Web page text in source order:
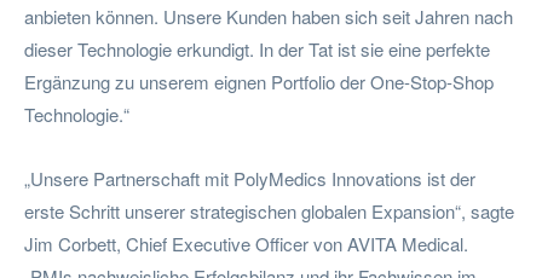
anbieten können. Unsere Kunden haben sich seit Jahren nach
dieser Technologie erkundigt. In der Tat ist sie eine perfekte
Ergänzung zu unserem eignen Portfolio der One-Stop-Shop
Technologie.“
„Unsere Partnerschaft mit PolyMedics Innovations ist der
erste Schritt unserer strategischen globalen Expansion“, sagte
Jim Corbett, Chief Executive Officer von AVITA Medical.